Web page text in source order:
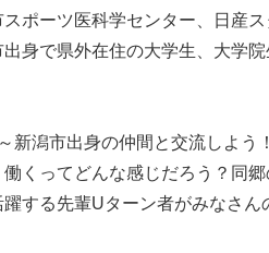
スポーツ医科学センター、日産
出身で県外在住の大学生、大学
新潟市出身の仲間と交流しよう！
くってどんな感じだろう？同
する先輩Uターン者がみなさん